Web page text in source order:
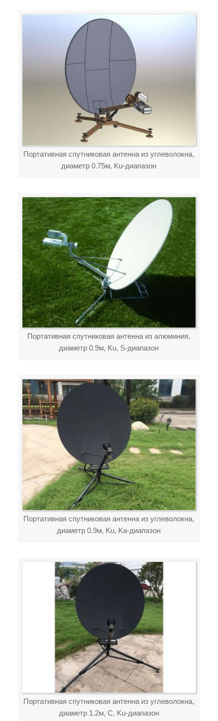
Портативная спутниковая антенна из углеволокна,
диаметр 0.75м, Ku-диапазон
Портативная спутниковая антенна из алюминия,
диаметр 0.9м, Ku, S-диапазон
Портативная спутниковая антенна из углеволокна,
диаметр 0.9м, Ku, Ka-диапазон
Портативная спутниковая антенна из углеволокна,
диаметр 1.2м, C, Ku-диапазон